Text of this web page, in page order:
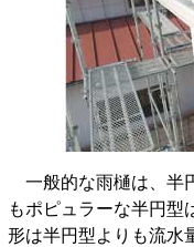
一般的な雨樋は、半
もポピュラーな半円型
形は半円型よりも流水